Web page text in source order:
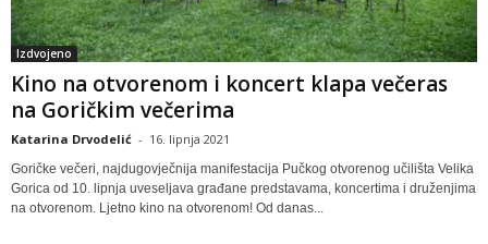
Izdvojeno
Kino na otvorenom i koncert klapa večeras
na Goričkim večerima
Katarina Drvodelić - 16. lipnja 2021
Goričke večeri, najdugovječnija manifestacija Pučkog otvorenog učilišta Velika
Gorica od 10. lipnja uveseljava građane predstavama, koncertima i druženjima
na otvorenom. Ljetno kino na otvorenom! Od danas...